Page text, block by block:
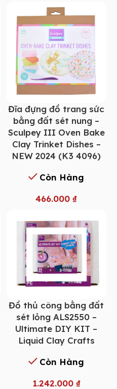
Đĩa đựng đồ trang sức
bằng đất sét nung –
Sculpey III Oven Bake
Clay Trinket Dishes –
NEW 2024 (K3 4096)
Còn Hàng
466.000₫
Đồ thủ công bằng đất
sét lỏng ALS2550 –
Ultimate DIY KIT –
Liquid Clay Crafts
Còn Hàng
1.242.000 ₫